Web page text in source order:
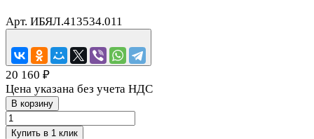
Арт. ИБЯЛ.413534.011
20 160 ₽
Цена указана без учета НДС
В корзину
Купить в 1 клик